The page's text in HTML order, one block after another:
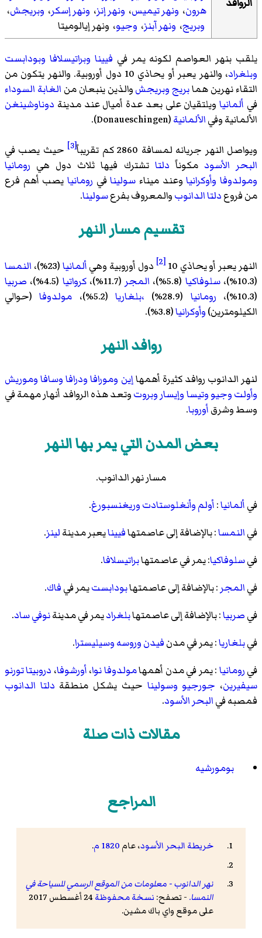
هرون، ونهر تيميس، ونهر إنز، ونهر إسكر، وبريجش،
وبريج، ونهر آبنز، وجيو، ونهر إیالوميتا
يلقب بنهر العواصم لكونه يمر في فيينا وبراتيسلافا وبودابست
وبلغراد
، والنهر يعبر أو يحاذي 10 دول أوروبية. والنهر يتكون من
التقاء نهرين همابريج وبريجشوالذين ينبعان من الغابة السوداء
في ألمانياويلتقيان على بعد عدة أميال عند مدينة دوناوشينغن
الألمانية وفيالألمانية(Donaueschingen).
ويواصل النهر جريانه لمسافة 2860 كم تقريباً
[3]
حيث يصب في
البحر الأسود مكوناً دلتا تشترك فيها ثلاث دول هي رومانيا
ومولدوفا وأوكرانياوعند ميناء سولينافي رومانيا يصب أهم فرع
من فروعدلتا الدانوبوالمعروف بفرعسولينا.
تقسيم مسار النهر
النهر يعبر أو يحاذي 10 [2] دول أوروبية وهيألمانيا(23%)،
النمسا
(10.3%)،
سلوفاكيا (5.8%)، المجر (11.7%)، كرواتيا (4.5%)،
صربيا
(10.3%)،
رومانيا (28.9%) ،بلغاريا(5.2%)، مولدوفا(حوالي
الكيلومترين)وأوكرانيا(3.8%).
روافد النهر
لنهر الدانوب روافد كثيرة أهمهاإين ومورافا ودرافا وسافاوموريش
وأولتوجيووتيساوإيساروبروتوتعد هذه الروافد أنهار مهمة في
وسط وشرقأوروبا.
بعض المدن التي يمر بها النهر
مسار نهر الدانوب.
فيألمانيا:أولموأنغلوستادتوريغنسبورغ.
فيالنمسا: بالإضافة إلى عاصمتهافيينايعبر مدينةلينز.
فيسلوفاكيا: يمر في عاصمتهابراتيسلافا.
فيالمجر : بالإضافة إلى عاصمتهابودابستيمر فيفاك.
فيصربيا: بالإضافة إلى عاصمتهابلغراديمر في مدينةنوفي ساد.
فيبلغاريا: يمر في مدنفيدنوروسهوسيليسترا.
فيرومانيا: يمر في مدن أهمهامولدوفا نوا،أورشوفا، دروبيتا تورنو
سيفيرين، جورجيو وسولينا حيث يشكل منطقة دلتا الدانوب
فمصبه فيالبحر الأسود.
مقالات ذات صلة
بومورشيه
المراجع
خريطة البحر الأسود، عام 1820 م.
نهر الدانوب - معلومات من الموقع الرسمي للسياحة في
النمسا. - تصفح: نسخة محفوظة
24 أغسطس 2017
على موقع واي باك مشين.